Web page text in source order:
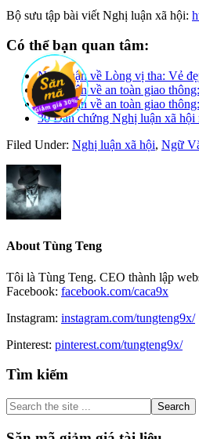
Bộ sưu tập bài viết Nghị luận xã hội:
Có thể bạn quan tâm:
Nghị luận về Lòng vị tha: Vẻ
Nghị luận về an toàn giao
Nghị luận về an toàn giao
30 Dẫn chứng Nghị luận xã hội
Filed Under: Nghị luận xã hội, Ngữ
AboutTùng Teng
Tôi là Tùng Teng. CEO thành lập
Facebook: facebook.com/caca9x
Instagram: instagram.com/tungteng9x/
Pinterest: pinterest.com/tungteng9x/
Primary
Sidebar
Tìm kiếm
Search
the
site